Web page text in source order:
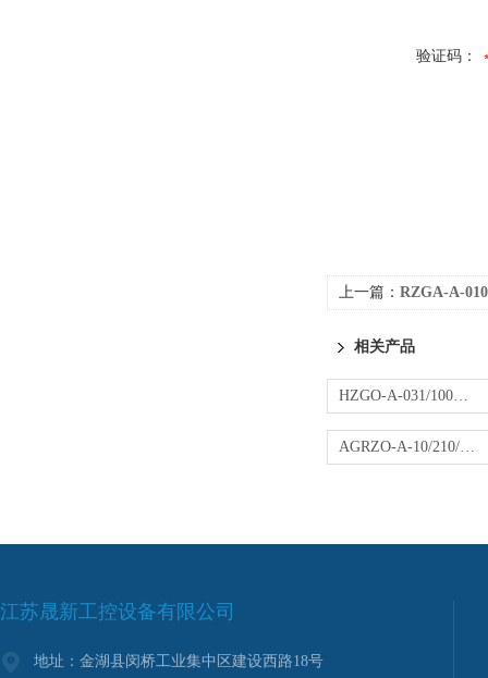
验证码：
上一篇： RZGA-A-010/
相关产品
HZGO-A-031/100阿托斯先导减压阀 ATOS液压阀
AGRZO-A-10/210/R阿托斯直动减压阀
江苏晟新工控设备有限公司
地址：金湖县闵桥工业集中区建设西路18号